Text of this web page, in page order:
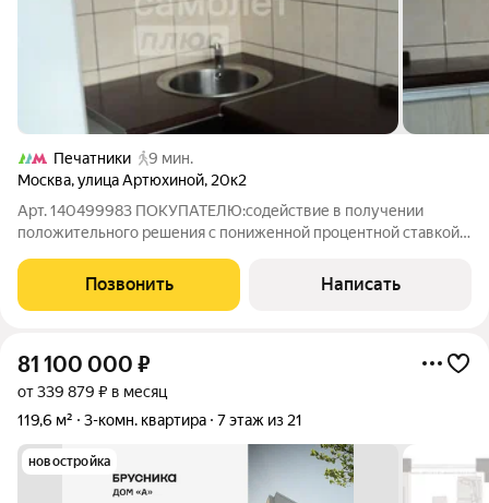
Печатники
9 мин.
Москва,улица Артюхиной, 20к2
Арт. 140499983 ПОКУПАТЕЛЮ:содействие в получении
положительного решения с пониженной процентной ставкой
юридическое сопровождение сделки под ключ ; безопасные
расчёты, юридическая и финансовая
Позвонить Написать
81 100 000 ₽
от 339 879 ₽ в месяц
119,6 м²
3-комн. квартира 7 этаж из 21
новостройка